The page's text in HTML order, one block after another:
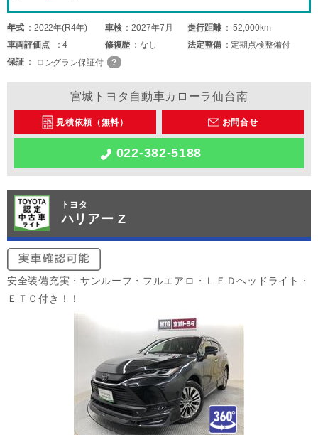
年式 2022年(R4年) 車検 2027年7月 走行距離
52,000km
車両評価点 4 修復歴 なし 法定整備
定期点検整備付
保証
ロングラン保証付
宮城トヨタ自動車カローラ仙台南
見積依頼（無料） お問合せ
022-382-5188
トヨタ
ハリアー Z
安全装備充実・サンルーフ・フルエアロ・ＬＥＤヘッドライト・
ＥＴＣ付き！！